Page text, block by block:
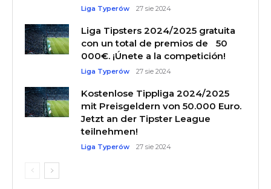
Liga Typerów 27 sie 2024
Liga Tipsters 2024/2025 gratuita
con un total de premios de 50
000€. ¡Únete a la competición!
Liga Typerów 27 sie 2024
Kostenlose Tippliga 2024/2025
mit Preisgeldern von 50.000 Euro.
Jetzt an der Tipster League
teilnehmen!
Liga Typerów 27 sie 2024